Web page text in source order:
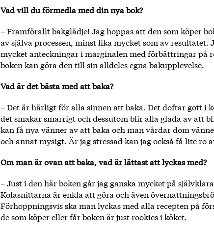
Vad vill du förmedla med din nya bok?
– Framförallt bakglädje! Jag hoppas att den som köper
av själva processen, minst lika mycket som av resultatet.
mycket anteckningar i marginalen med förbättringar på
boken kan göra den till sin alldeles egna bakupplevelse.
Vad är det bästa med att baka?
– Det är härligt för alla sinnen att baka. Det doftar gott i
det smakar smarrigt och dessutom blir alla glada av att
kan få nya vänner av att baka och man vårdar dom
och annat mysigt. Är jag stressad kan jag också få lite ro
Om man är ovan att baka, vad är lättast att lyckas med?
– Just i den här boken går jag ganska mycket på
Kolasnittarna är enkla att göra och även
Förhoppningsvis ska man lyckas med alla recepten på
de som köper eller får boken är just rookies i köket.